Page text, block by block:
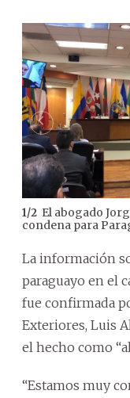
1/2 El abogado
condena para
La información
paraguayo en el
fue confirmada
Exteriores, Luis
el hecho como
“Estamos muy